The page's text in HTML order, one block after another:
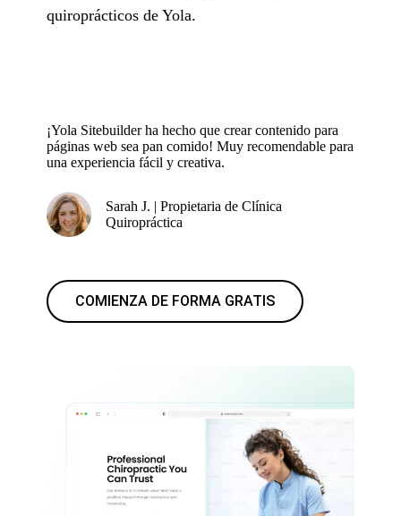
quiroprácticos de Yola.
¡Yola Sitebuilder ha hecho que crear contenido para
páginas web sea pan comido! Muy recomendable para
una experiencia fácil y creativa.
Sarah J. | Propietaria de Clínica
Quiropráctica
COMIENZA DE FORMA GRATIS